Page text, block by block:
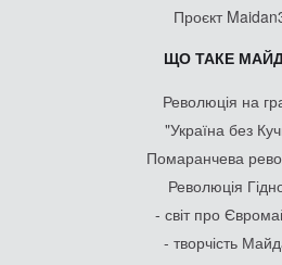
Проєкт
ЩО ТАКЕ
Революція на
"Україна без
Помаранчева
Революція
- світ про
- творчість